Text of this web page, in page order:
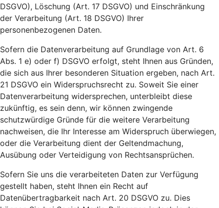
DSGVO), Löschung (Art. 17 DSGVO) und Einschränkung
der Verarbeitung (Art. 18 DSGVO) Ihrer
personenbezogenen Daten.
Sofern die Datenverarbeitung auf Grundlage von Art. 6
Abs. 1 e) oder f) DSGVO erfolgt, steht Ihnen aus Gründen,
die sich aus Ihrer besonderen Situation ergeben, nach Art.
21 DSGVO ein Widerspruchsrecht zu. Soweit Sie einer
Datenverarbeitung widersprechen, unterbleibt diese
zukünftig, es sein denn, wir können zwingende
schutzwürdige Gründe für die weitere Verarbeitung
nachweisen, die Ihr Interesse am Widerspruch überwiegen,
oder die Verarbeitung dient der Geltendmachung,
Ausübung oder Verteidigung von Rechtsansprüchen.
Sofern Sie uns die verarbeiteten Daten zur Verfügung
gestellt haben, steht Ihnen ein Recht auf
Datenübertragbarkeit nach Art. 20 DSGVO zu. Dies